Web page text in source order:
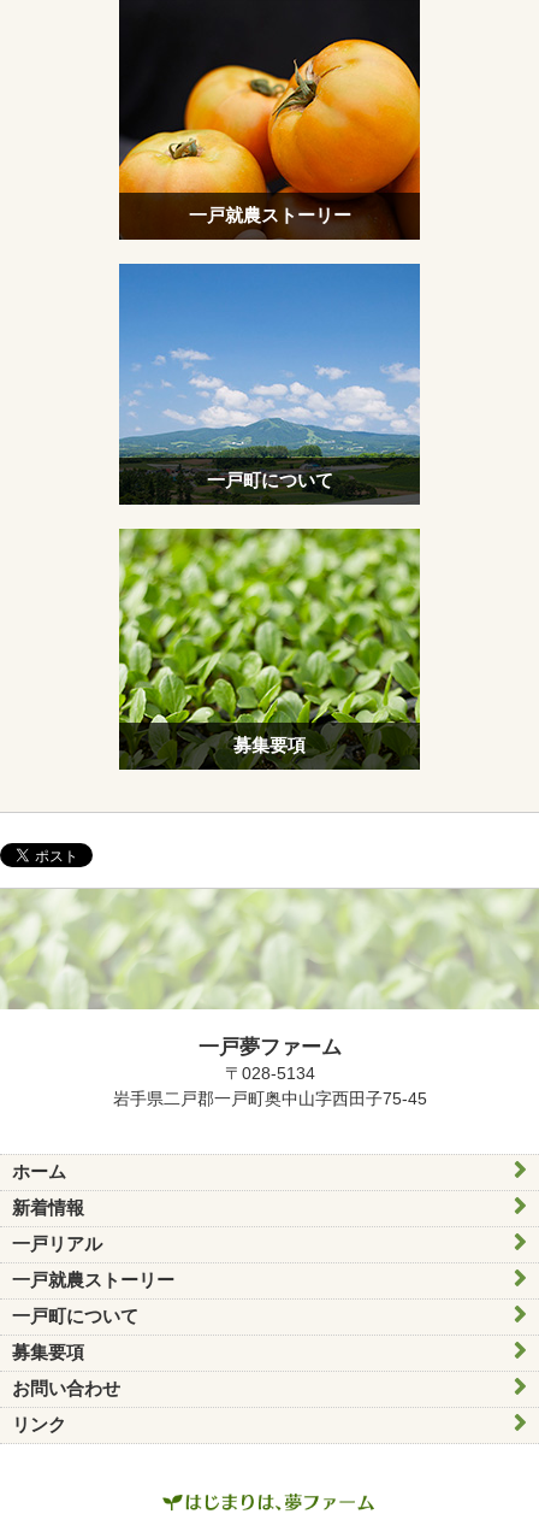
一戸就農ストーリー
一戸町について
募集要項
一戸夢ファーム
〒028-5134
岩手県二戸郡一戸町奥中山字西田子75-45
ホーム
新着情報
一戸リアル
一戸就農ストーリー
一戸町について
募集要項
お問い合わせ
リンク